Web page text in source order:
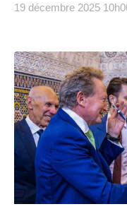
19 décembre 2025